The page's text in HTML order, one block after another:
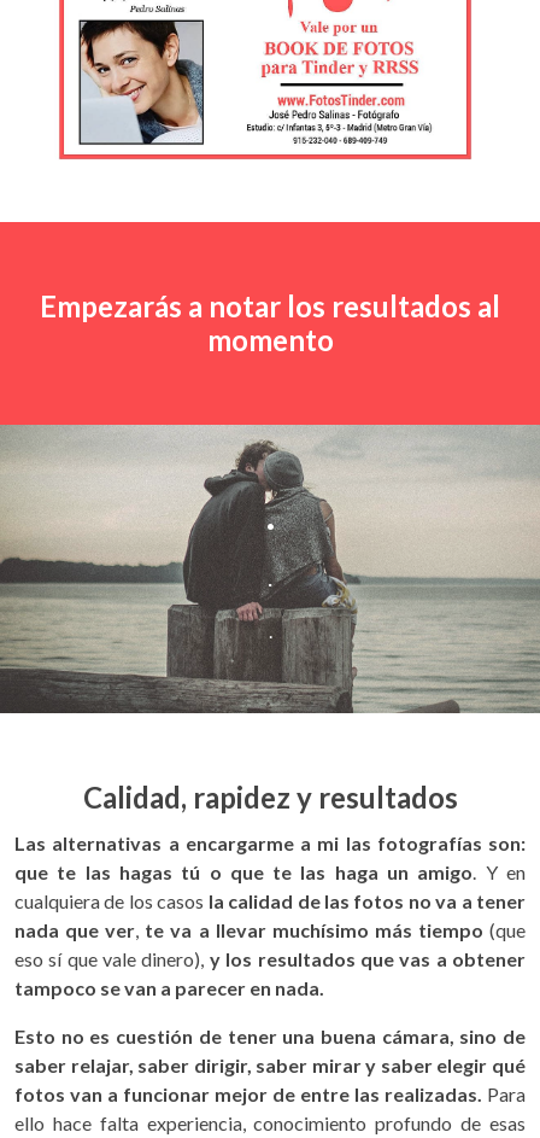
Empezarás a notar los resultados al
momento
.
Calidad, rapidez y resultados
Las alternativas a encargarme a mi las fotografías son:
que te las hagas tú o que te las haga un amigo . Y en
cualquiera de los casos la calidad de las fotos no va a tener
nada que ver te va a llevar muchísimo más tiempo(que
eso sí que vale dinero), y los resultados que vas a obtener
tampoco se van a parecer en nada.
Esto no es cuestión de tener una buena cámara, sino de
saber relajar, saber dirigir, saber mirar y saber elegir qué
fotos van a funcionar mejor de entre las realizadas. Para
ello hace falta experiencia, conocimiento profundo de esas